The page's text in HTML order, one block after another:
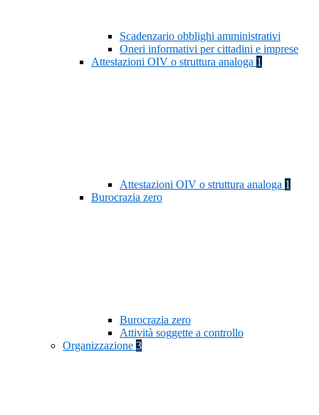
Scadenzario obblighi amministrativi
Oneri informativi per cittadini e imprese
Attestazioni OIV o struttura analoga 1
Attestazioni OIV o struttura analoga 1
Burocrazia zero
Burocrazia zero
Attività soggette a controllo
Organizzazione 3